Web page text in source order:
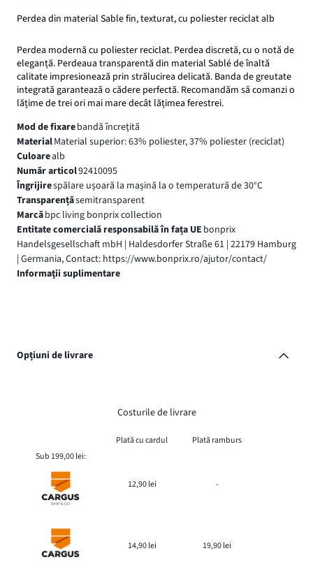
Perdea din material Sable fin, texturat, cu poliester reciclat alb
Perdea modernă cu poliester reciclat. Perdea discretă, cu o notă de
eleganță. Perdeaua transparentă din material Sablé de înaltă
calitate impresionează prin strălucirea delicată. Banda de greutate
integrată garantează o cădere perfectă. Recomandăm să comanzi o
lățime de trei ori mai mare decât lățimea ferestrei.
Mod de fixarebandă încreţită
MaterialMaterial superior: 63% poliester, 37% poliester (reciclat)
Culoarealb
Număr articol92410095
Îngrijirespălare ușoară la mașină la o temperatură de 30°C
Transparențăsemitransparent
Marcăbpc living bonprix collection
Entitate comercială responsabilă în fața UE bonprix
Handelsgesellschaft mbH | Haldesdorfer Straße 61 | 22179 Hamburg
| Germania, Contact: https://www.bonprix.ro/ajutor/contact/
Informaţii suplimentare
Opțiuni de livrare
Costurile de livrare
Plată cu cardul
Plată ramburs
Sub 199,00 lei:
12,90 lei -
14,90 lei 19,90 lei